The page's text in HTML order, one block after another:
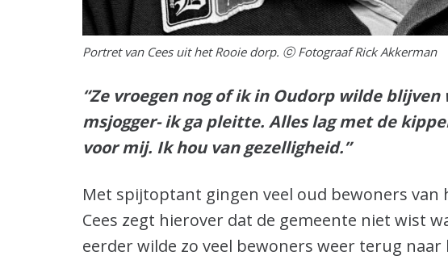
Portret van Cees uit het Rooie dorp. ⓒ Fotograaf Rick Akkerman
“Ze vroegen nog of ik in Oudorp wilde
msjogger- ik ga pleitte. Alles lag met de
voor mij. Ik hou van gezelligheid.”
Met spijtoptant gingen veel oud bewoners van
Cees zegt hierover dat de gemeente niet wist
eerder wilde zo veel bewoners weer terug